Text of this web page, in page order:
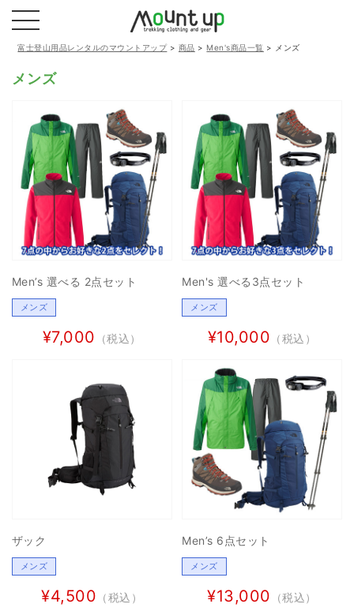
富士登山用品レンタルのマウントアップ> 商品 > Men's商品一覧 > メンズ
メンズ
Men’s 選べる 2点セット
メンズ
¥7,000 （税込）
Men's 選べる3点セット
メンズ
¥10,000 （税込）
ザック
メンズ
¥4,500 （税込）
Men’s 6点セット
メンズ
¥13,000 （税込）